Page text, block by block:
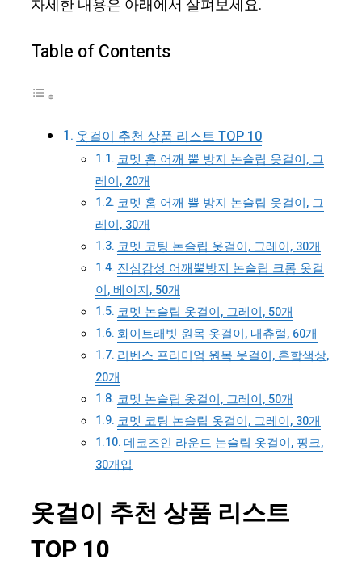
자세한 내용은 아래에서 살펴보세요.
Table of Contents
옷걸이 추천 상품 리스트 TOP 10
코멧 홈 어깨 뿔 방지 논슬립 옷걸이, 그
레이, 20개
코멧 홈 어깨 뿔 방지 논슬립 옷걸이, 그
레이, 30개
코멧 코팅 논슬립 옷걸이, 그레이, 30개
진심감성 어깨뿔방지 논슬립 크롬 옷걸
이, 베이지, 50개
코멧 논슬립 옷걸이, 그레이, 50개
화이트래빗 원목 옷걸이, 내츄럴, 60개
리벤스 프리미엄 원목 옷걸이, 혼합색상,
20개
코멧 논슬립 옷걸이, 그레이, 50개
코멧 코팅 논슬립 옷걸이, 그레이, 30개
데코즈인 라운드 논슬립 옷걸이, 핑크,
30개입
옷걸이 추천 상품 리스트
TOP 10